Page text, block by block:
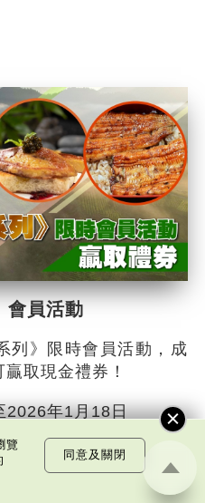
會員活動
列》限時會員活動，成
取現金禮券！
2026年1月18日
覽
同意及關閉